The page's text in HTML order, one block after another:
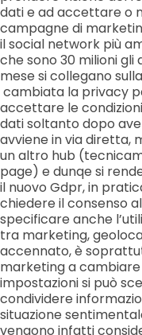
dati e ad accettare o
campagne di
il social network più
che sono 30 milioni
mese si collegano
cambiata la privacy
accettare le
dati soltanto dopo
avviene in via diretta,
un altro hub
page) e dunqe si
il nuovo Gdpr, in
chiedere il consenso
specificare anche
tra marketing,
accennato, è
marketing a
impostazioni si può
condividere
situazione
vengono infatti